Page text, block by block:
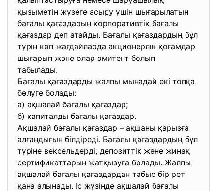
қызыметін жүзеге асыру үшін шығарылатын
бағалы қағаздарын корпоративтік бағалы
қағаздар деп атайды. Бағалы қағаздардың бұл
түрін көп жағдайларда акционерлік қоғамдар
шығарып және олар эмитент болып
табылады.
Бағалы қағаздарды жалпы мынадай екі топқа
бөлуге болады:
а) ақшалай бағалы қағаздар;
б) капиталды бағалы қағаздар.
Ақшалай бағалы қағаздар – ақшаны қарызға
алғандығын білдіреді. Бағалы қағаздардың бұл
түріне вексельдерді, депозиттік және жинақ
сертификаттарын жатқызуға болады. Жалпы
ақшалай бағалы қағаздардан табыс бір рет
қана алынады. Іс жүзінде ақшалай бағалы